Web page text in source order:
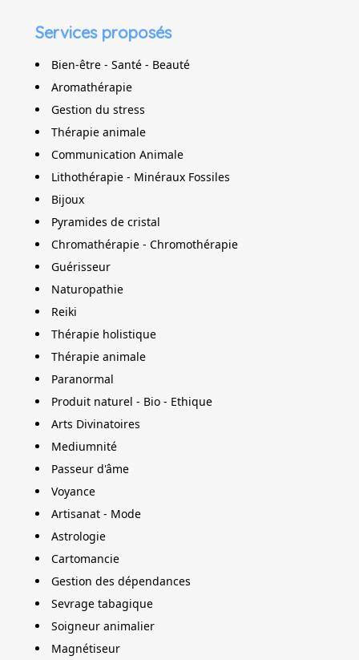
Services proposés
Bien-être - Santé - Beauté
Aromathérapie
Gestion du stress
Thérapie animale
Communication Animale
Lithothérapie - Minéraux Fossiles
Bijoux
Pyramides de cristal
Chromathérapie - Chromothérapie
Guérisseur
Naturopathie
Reiki
Thérapie holistique
Thérapie animale
Paranormal
Produit naturel - Bio - Ethique
Arts Divinatoires
Mediumnité
Passeur d'âme
Voyance
Artisanat - Mode
Astrologie
Cartomancie
Gestion des dépendances
Sevrage tabagique
Soigneur animalier
Magnétiseur